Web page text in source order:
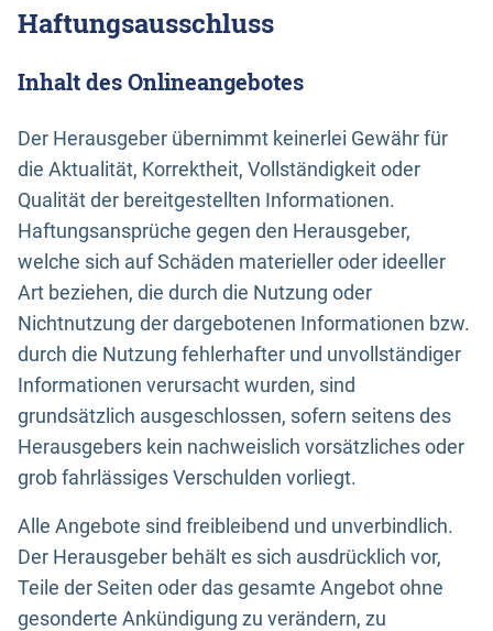
Haftungsausschluss
Inhalt des Onlineangebotes
Der Herausgeber übernimmt keinerlei Gewähr für
die Aktualität, Korrektheit, Vollständigkeit oder
Qualität der bereitgestellten Informationen.
Haftungsansprüche gegen den Herausgeber,
welche sich auf Schäden materieller oder ideeller
Art beziehen, die durch die Nutzung oder
Nichtnutzung der dargebotenen Informationen bzw.
durch die Nutzung fehlerhafter und unvollständiger
Informationen verursacht wurden, sind
grundsätzlich ausgeschlossen, sofern seitens des
Herausgebers kein nachweislich vorsätzliches oder
grob fahrlässiges Verschulden vorliegt.
Alle Angebote sind freibleibend und unverbindlich.
Der Herausgeber behält es sich ausdrücklich vor,
Teile der Seiten oder das gesamte Angebot ohne
gesonderte Ankündigung zu verändern, zu